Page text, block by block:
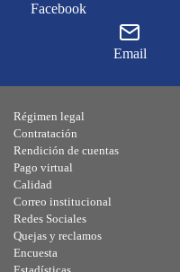
Facebook
Email
Régimen legal
Contratación
Rendición de cuentas
Pago virtual
Calidad
Correo institucional
Redes Sociales
Quejas y reclamos
Encuesta